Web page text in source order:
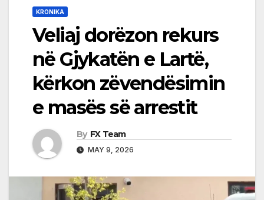
KRONIKA
Veliaj dorëzon rekurs
në Gjykatën e Lartë,
kërkon zëvendësimin
e masës së arrestit
By FX Team
MAY 9, 2026